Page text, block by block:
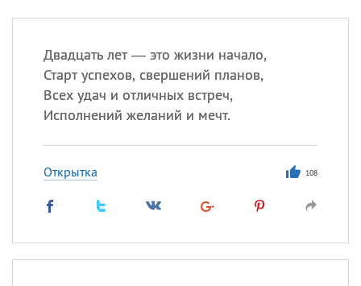
Двадцать лет — это жизни начало,
Старт успехов, свершений планов,
Всех удач и отличных встреч,
Исполнений желаний и мечт.
Открытка 108
день
рисового пудинга
09.08 День Дымняшки
(Smokey Bear Day)
ИМЕНА
Все
Сегодня празднуют именины
Посмотреть значениеи